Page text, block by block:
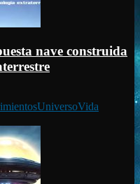
nave construida
UniversoVida